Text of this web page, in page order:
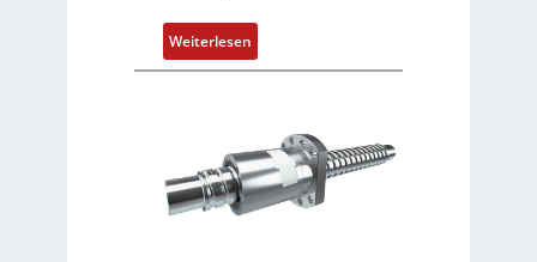
i
t
s
m
e
Weiterlesen:
D
g
e
b